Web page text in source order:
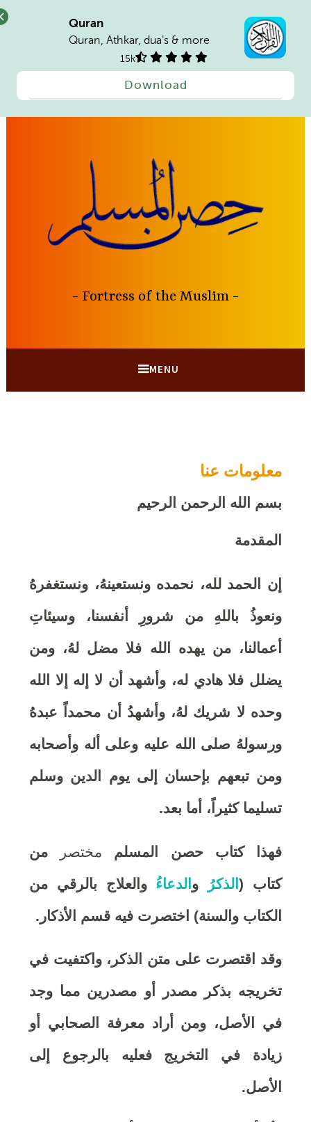
Quran
Quran, Athkar, dua's & more
15k
Download
Fortress of the Muslim
MENU
معلومات عنا
بسم الله الرحمن الرحيم
المقدمة
إن الحمد لله، نحمده ونستعينهُ، ونستغفرهُ
ونعوذُ باللهِ من شرورِ أنفسنا، وسيئاتِ
أعمالنا، من يهده الله فلا مضل لهُ، ومن
يضلل فلا هادي له، وأشهد أن لا إله إلا الله
وحده لا شريك لهُ، وأشهدُ أن محمداً عبدهُ
ورسولهُ صلى الله عليه وعلى أله وأصحابه
ومن تبعهم بإحسان إلى يوم الدين وسلم
تسليما كثيراً، أما بعد.
فهذا كتاب حصن المسلم مختصر
من
كتاب (الذكرُ و الدعاءُ والعلاج بالرقي من
الكتاب والسنة) اختصرت فيه قسم الأذكار.
وقد اقتصرت على متن الذكر، واكتفيت في
تخريجه بذكر مصدر أو مصدرين مما وجد
في الأصل، ومن أراد معرفة الصحابي أو
زيادة في التخريج فعليه بالرجوع إلى
الأصل.